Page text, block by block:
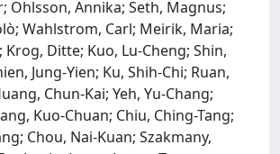
Ohlsson, Annika; Seth, Magnus;
Wahlstrom, Carl; Meirik, Maria;
Krog, Ditte; Kuo, Lu-Cheng; Shin,
Jung-Yien; Ku, Shih-Chi; Ruan,
Chun-Kai; Yeh, Yu-Chang;
Kuo-Chuan; Chiu, Ching-Tang;
Chou, Nai-Kuan; Szakmany,